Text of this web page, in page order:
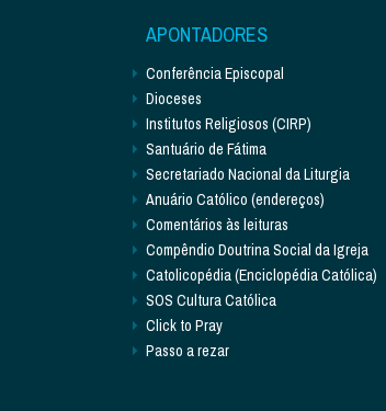
APONTADORES
Conferência Episcopal
Dioceses
Institutos Religiosos (CIRP)
Santuário de Fátima
Secretariado Nacional da Liturgia
Anuário Católico (endereços)
Comentários às leituras
Compêndio Doutrina Social da Igreja
Catolicopédia (Enciclopédia Católica)
SOS Cultura Católica
Click to Pray
Passo a rezar